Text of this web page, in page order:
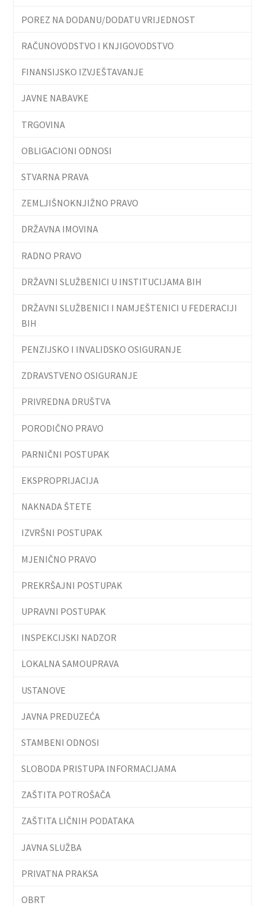
POREZ NA DODANU/DODATU VRIJEDNOST
RAČUNOVODSTVO I KNJIGOVODSTVO
FINANSIJSKO IZVJEŠTAVANJE
JAVNE NABAVKE
TRGOVINA
OBLIGACIONI ODNOSI
STVARNA PRAVA
ZEMLJIŠNOKNJIŽNO PRAVO
DRŽAVNA IMOVINA
RADNO PRAVO
DRŽAVNI SLUŽBENICI U INSTITUCIJAMA BIH
DRŽAVNI SLUŽBENICI I NAMJEŠTENICI U FEDERACIJI
BIH
PENZIJSKO I INVALIDSKO OSIGURANJE
ZDRAVSTVENO OSIGURANJE
PRIVREDNA DRUŠTVA
PORODIČNO PRAVO
PARNIČNI POSTUPAK
EKSPROPRIJACIJA
NAKNADA ŠTETE
IZVRŠNI POSTUPAK
MJENIČNO PRAVO
PREKRŠAJNI POSTUPAK
UPRAVNI POSTUPAK
INSPEKCIJSKI NADZOR
LOKALNA SAMOUPRAVA
USTANOVE
JAVNA PREDUZEĆA
STAMBENI ODNOSI
SLOBODA PRISTUPA INFORMACIJAMA
ZAŠTITA POTROŠAČA
ZAŠTITA LIČNIH PODATAKA
JAVNA SLUŽBA
PRIVATNA PRAKSA
OBRT